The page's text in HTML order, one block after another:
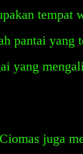
tempat
pantai yang
yang
juga